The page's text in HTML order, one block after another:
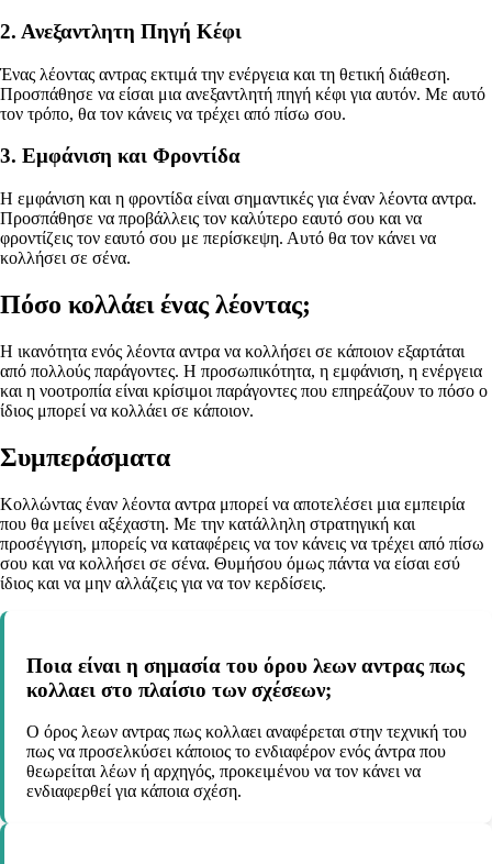
2. Ανεξαντλητη Πηγή Κέφι
Ένας λέοντας αντρας εκτιμά την ενέργεια και τη θετική διάθεση.
Προσπάθησε να είσαι μια ανεξαντλητή πηγή κέφι για αυτόν. Με αυτό
τον τρόπο, θα τον κάνεις να τρέχει από πίσω σου.
3. Εμφάνιση και Φροντίδα
Η εμφάνιση και η φροντίδα είναι σημαντικές για έναν λέοντα αντρα.
Προσπάθησε να προβάλλεις τον καλύτερο εαυτό σου και να
φροντίζεις τον εαυτό σου με περίσκεψη. Αυτό θα τον κάνει να
κολλήσει σε σένα.
Πόσο κολλάει ένας λέοντας;
Η ικανότητα ενός λέοντα αντρα να κολλήσει σε κάποιον εξαρτάται
από πολλούς παράγοντες. Η προσωπικότητα, η εμφάνιση, η ενέργεια
και η νοοτροπία είναι κρίσιμοι παράγοντες που επηρεάζουν το πόσο ο
ίδιος μπορεί να κολλάει σε κάποιον.
Συμπεράσματα
Κολλώντας έναν λέοντα αντρα μπορεί να αποτελέσει μια εμπειρία
που θα μείνει αξέχαστη. Με την κατάλληλη στρατηγική και
προσέγγιση, μπορείς να καταφέρεις να τον κάνεις να τρέχει από πίσω
σου και να κολλήσει σε σένα. Θυμήσου όμως πάντα να είσαι εσύ
ίδιος και να μην αλλάζεις για να τον κερδίσεις.
Ποια είναι η σημασία του όρου λεων αντρας πως
κολλαει στο πλαίσιο των σχέσεων;
Ο όρος λεων αντρας πως κολλαει αναφέρεται στην τεχνική του
πως να προσελκύσει κάποιος το ενδιαφέρον ενός άντρα που
θεωρείται λέων ή αρχηγός, προκειμένου να τον κάνει να
ενδιαφερθεί για κάποια σχέση.